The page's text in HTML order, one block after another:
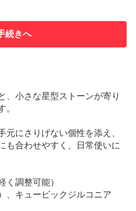
続きへ
、小さな星型ストーンが寄り
元にさりげない個性を添え、
も合わせやすく、日常使いに
く調整可能）
、キュービックジルコニア